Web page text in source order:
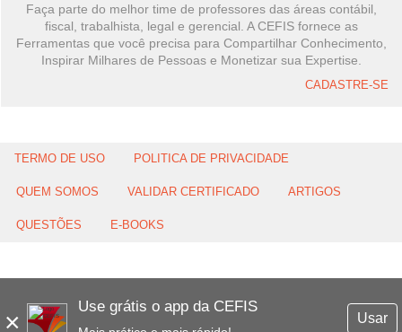
×
Use grátis o app da CEFIS
Usar
Faça parte do melhor time de professores das áreas contábil,
fiscal, trabalhista, legal e gerencial. A CEFIS fornece as
Ferramentas que você precisa para Compartilhar Conhecimento,
Inspirar Milhares de Pessoas e Monetizar sua Expertise.
CADASTRE-SE
TERMO DE USO POLITICA DE PRIVACIDADE
QUEM SOMOS VALIDAR CERTIFICADO ARTIGOS
QUESTÕES E-BOOKS